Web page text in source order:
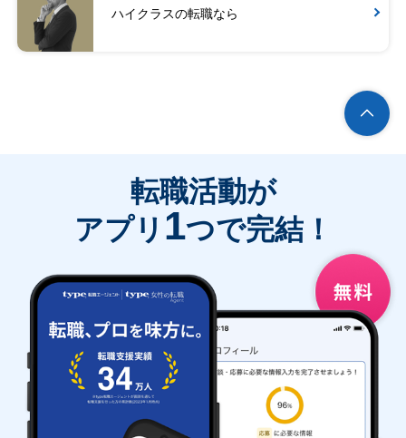
ハイクラスの転職なら
転職活動が
アプリ 1つで完結！